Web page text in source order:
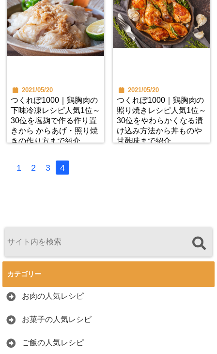
2021/05/20
つくれぽ1000｜鶏胸肉の
下味冷凍レシピ人気1位～
30位を塩麹で作る作り置
きから からあげ・照り焼
きの作り方まで紹介
2021/05/20
つくれぽ1000｜鶏胸肉の
照り焼きレシピ人気1位～
30位をやわらかくなる漬
け込み方法から丼ものや
甘酢味まで紹介
1 2 3 4
カテゴリー
お肉の人気レシピ
お菓子の人気レシピ
ご飯の人気レシピ